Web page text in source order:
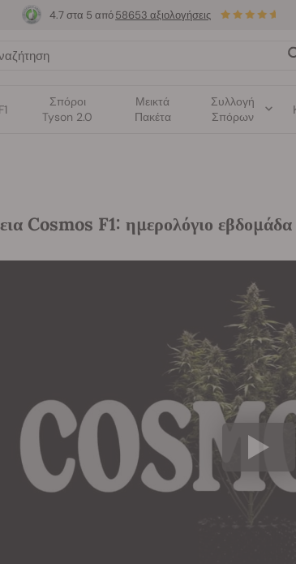
Σπόροι
Tyson 2.0
Μεικτά
Πακέτα
Συλλογή
Σπόρων
4.7 στα 5 από58653 αξιολογήσεις
Cosmos F1: ημερολόγιο